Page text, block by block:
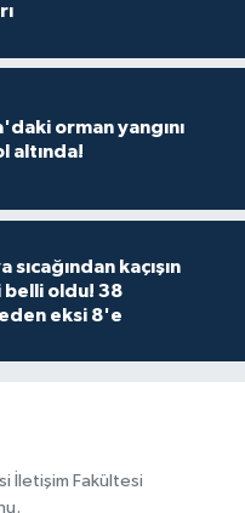
orman yangını
altında!
sıcağından kaçışın
belli oldu! 38
eksi 8'e
İletişim Fakültesi